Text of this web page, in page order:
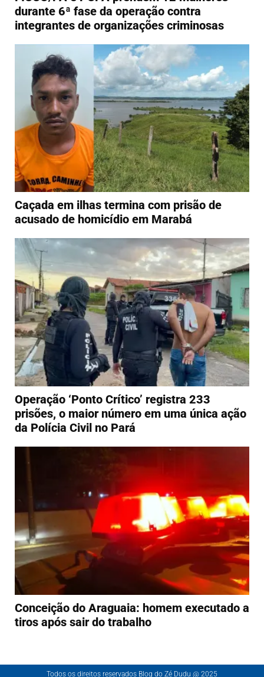
durante 6ª fase da operação contra
integrantes de organizações criminosas
Caçada em ilhas termina com prisão de
acusado de homicídio em Marabá
Operação ‘Ponto Crítico’ registra 233
prisões, o maior número em uma única ação
da Polícia Civil no Pará
Conceição do Araguaia: homem executado a
tiros após sair do trabalho
Todos os direitos reservados Blog do Zé Dudu @ 2025